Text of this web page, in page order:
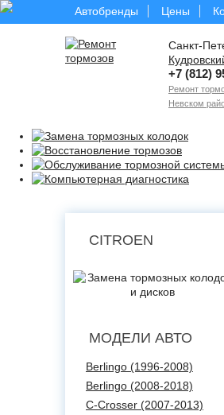
Автобренды Цены
Санкт-
+7 (812)
Ремонт
Невском
CITROEN
МОДЕЛИ АВТО
Berlingo (1996-2008)
Berlingo (2008-2018)
C-Crosser (2007-2013)